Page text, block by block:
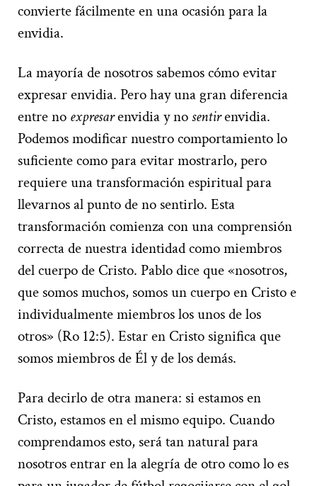
convierte fácilmente en una ocasión para la
envidia.
La mayoría de nosotros sabemos cómo evitar
expresar envidia. Pero hay una gran diferencia
entre no expresarenvidia y nosentirenvidia.
Podemos modificar nuestro comportamiento lo
suficiente como para evitar mostrarlo, pero
requiere una transformación espiritual para
llevarnos al punto de no sentirlo. Esta
transformación comienza con una comprensión
correcta de nuestra identidad como miembros
del cuerpo de Cristo. Pablo dice que «nosotros,
que somos muchos, somos un cuerpo en Cristo e
individualmente miembros los unos de los
otros» (Ro 12:5). Estar en Cristo significa que
somos miembros de Él y de los demás.
Para decirlo de otra manera: si estamos en
Cristo, estamos en el mismo equipo. Cuando
comprendamos esto, será tan natural para
nosotros entrar en la alegría de otro como lo es